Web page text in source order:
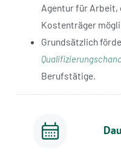
Agentur für Arbeit,
Kostenträger
Grundsätzlich
Berufstätige.